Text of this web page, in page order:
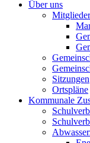
Über uns
Mitglieder
Sitzungen
Ortspläne
Kommunale